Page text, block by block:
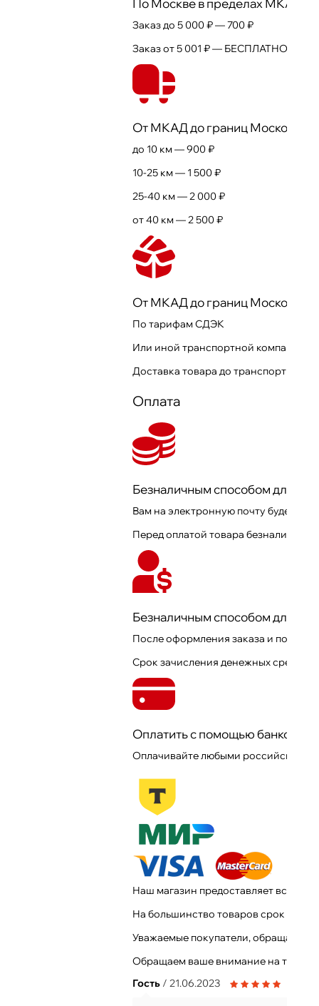
По Москве в пределах МКАД
Заказ до 5 000 ₽ —700 ₽
Заказ от 5 001 ₽ — БЕСПЛАТНО
От МКАД до границ
до 10 км —900 ₽
10-25 км — 1 500 ₽
25-40 км —2 000 ₽
от 40 км —2 500 ₽
От МКАД до границ
По тарифам СДЭК
Или иной транспортной компании
Доставка товара до транспортной
Оплата
Безналичным способом для
Вам на электронную почту будет
Перед оплатой товара
Безналичным способом для
После оформления заказа и
Срок зачисления денежных средств
Оплатить с помощью
Оплачивайте любыми российскими
Наш магазин предоставляет все
На большинство товаров срок
Уважаемые покупатели, обращаем
Обращаем ваше внимание на то, что
Гость / 21.06.2023